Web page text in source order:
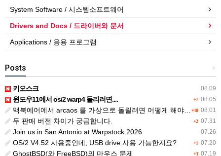
System Software / 시스템소프트웨어
Drivers and Docs / 드라이버와 문서
Applications / 응용 프로그램
+
Posts
08.09
키오스크
+7 08.05
윈도우11에서 os/2 warp4 돌리려면....
+10 08.01
맥북에어에서 arcaos 를 가상으로 돌릴려면 어떻게 해야 하는 지요?
+2 07.31
두 판매 버전 차이가 궁금합니다.
07.26
Join us in San Antonio at Warpstock 2026
+1 07.20
OS/2 V4.52 사용중인데, USB drive 사용 가능한지요?
+3 07.19
GhostBSD(와 FreeBSD)의 마우스 문제